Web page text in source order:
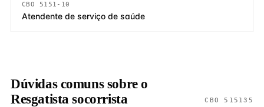
CBO 5151-10
Atendente de serviço de saúde
Dúvidas comuns sobre o
Resgatista socorrista
CBO 515135